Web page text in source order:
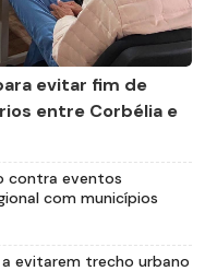
evitar fim de
entre Corbélia e
contra eventos
com municípios
a evitarem trecho urbano